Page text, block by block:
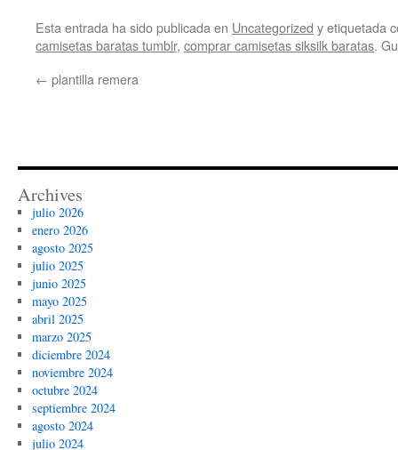
Esta entrada ha sido publicada en Uncategorized y etiquetada
camisetas baratas tumblr, comprar camisetas siksilk baratas.
← plantilla remera
Archives
julio 2026
enero 2026
agosto 2025
julio 2025
junio 2025
mayo 2025
abril 2025
marzo 2025
diciembre 2024
noviembre 2024
octubre 2024
septiembre 2024
agosto 2024
julio 2024